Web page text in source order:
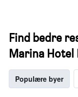
Find bedre
Marina Hotel
Populære byer